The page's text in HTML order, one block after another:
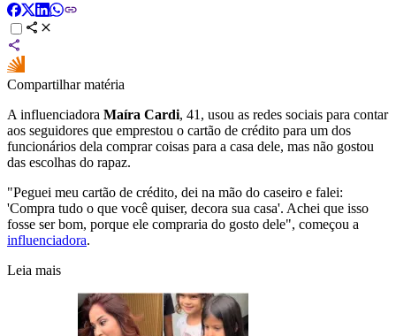
Compartilhar matéria
A influenciadora Maíra Cardi, 41, usou as redes sociais para contar
aos seguidores que emprestou o cartão de crédito para um dos
funcionários dela comprar coisas para a casa dele, mas não gostou
das escolhas do rapaz.
"Peguei meu cartão de crédito, dei na mão do caseiro e falei:
'Compra tudo o que você quiser, decora sua casa'. Achei que isso
fosse ser bom, porque ele compraria do gosto dele", começou a
influenciadora.
Leia mais